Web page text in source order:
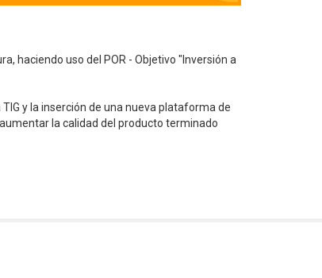
haciendo uso del POR - Objetivo "Inversión a
y la inserción de una nueva plataforma de
la calidad del producto terminado